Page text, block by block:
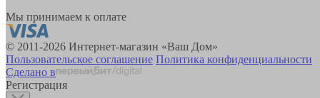
Мы принимаем к оплате
© 2011-2026 Интернет-магазин «Ваш Дом»
Пользовательское соглашение Политика конфиденциальности
Сделано в
Регистрация